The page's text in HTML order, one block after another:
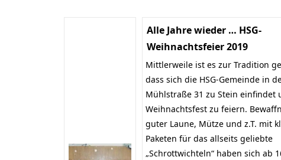
Alle Jahre wieder … HSG-
Weihnachtsfeier 2019
Mittlerweile ist es zur Tradition
dass sich die HSG-Gemeinde in
Mühlstraße 31 zu Stein einfindet
Weihnachtsfest zu feiern.
guter Laune, Mütze und z.T. mit
Paketen für das allseits geliebte
„Schrottwichteln“ haben sich ab